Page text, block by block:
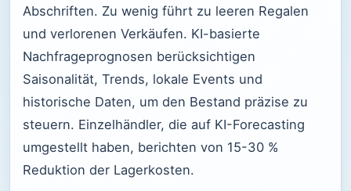
Abschriften. Zu wenig führt zu leeren Regalen
und verlorenen Verkäufen. KI-basierte
Nachfrageprognosen berücksichtigen
Saisonalität, Trends, lokale Events und
historische Daten, um den Bestand präzise zu
steuern. Einzelhändler, die auf KI-Forecasting
umgestellt haben, berichten von 15-30 %
Reduktion der Lagerkosten.